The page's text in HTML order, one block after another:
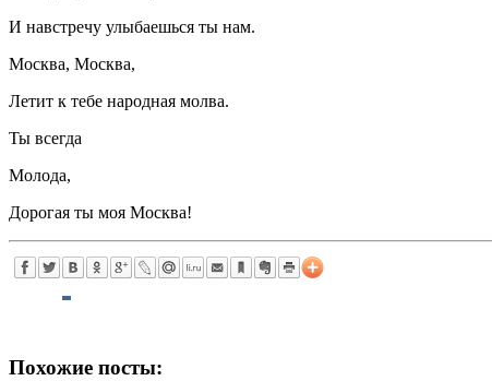
И навстречу улыбаешься ты нам.
Москва, Москва,
Летит к тебе народная молва.
Ты всегда
Молода,
Дорогая ты моя Москва!
Похожие посты: